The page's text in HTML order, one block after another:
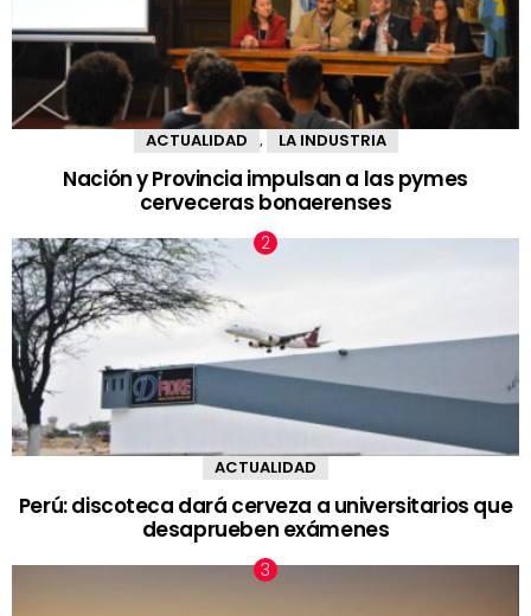
ACTUALIDAD LA INDUSTRIA
Nación y Provincia impulsan a las pymes
cerveceras bonaerenses
ACTUALIDAD
Perú: discoteca dará cerveza a universitarios que
desaprueben exámenes